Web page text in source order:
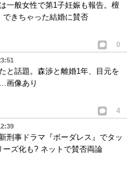
一般女性で第1子妊娠も報告。檀
きちゃった結婚に賛否
0
と話題。森渉と離婚1年、目元を
画像あり
4
刑事ドラマ『ボーダレス』でタッ
ーズ化も? ネットで賛否両論